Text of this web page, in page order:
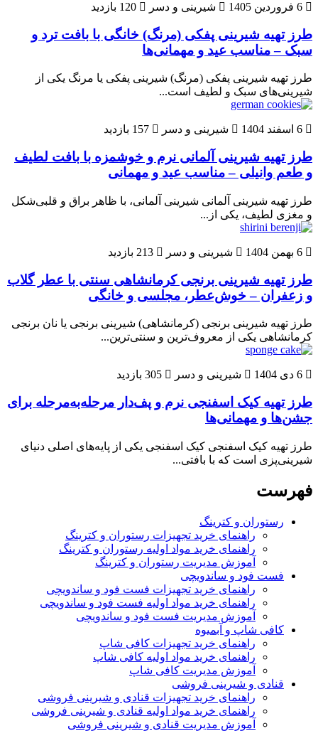
شیرینی و دسر
طرز تهیه شیرینی پفکی (مرنگ) خانگی با بافت ترد و
سبک – مناسب عید و مهمانی‌ها
طرز تهیه شیرینی پفکی (مرنگ) شیرینی پفکی یا مرنگ یکی از
شیرینی‌های سبک و لطیف است...
شیرینی و دسر
طرز تهیه شیرینی آلمانی نرم و خوشمزه با بافت لطیف
و طعم وانیلی – مناسب عید و مهمانی
طرز تهیه شیرینی آلمانی شیرینی آلمانی، با ظاهر براق و قلبی‌شکل
و مغزی لطیف، یکی از...
شیرینی و دسر
طرز تهیه شیرینی برنجی کرمانشاهی سنتی با عطر گلاب
و زعفران – خوش‌عطر، مجلسی و خانگی
طرز تهیه شیرینی برنجی (کرمانشاهی) شیرینی برنجی یا نان برنجی
کرمانشاهی یکی از معروف‌ترین و سنتی‌ترین...
شیرینی و دسر
طرز تهیه کیک اسفنجی نرم و پف‌دار مرحله‌به‌مرحله برای
جشن‌ها و مهمانی‌ها
طرز تهیه کیک اسفنجی کیک اسفنجی یکی از پایه‌های اصلی دنیای
شیرینی‌پزی است که با بافتی...
فهرست
رستوران و کترینگ
راهنمای خرید تجهیزات رستوران و کترینگ
راهنمای خرید مواد اولیه رستوران و کترینگ
آموزش مدیریت رستوران و کترینگ
فست فود و ساندویچی
راهنمای خرید تجهیزات فست فود و ساندویچی
راهنمای خرید مواد اولیه فست فود و ساندویچی
آموزش مدیریت فست فود و ساندویچی
کافی شاپ و آبمیوه
راهنمای خرید تجهیزات کافی شاپ
راهنمای خرید مواد اولیه کافی‌ شاپ‌
آموزش مدیریت کافی شاپ
قنادی و شیرینی فروشی
راهنمای خرید تجهیزات قنادی و شیرینی فروشی
راهنمای خرید مواد اولیه قنادی و شیرینی فروشی
آموزش مدیریت قنادی و شیرینی فروشی